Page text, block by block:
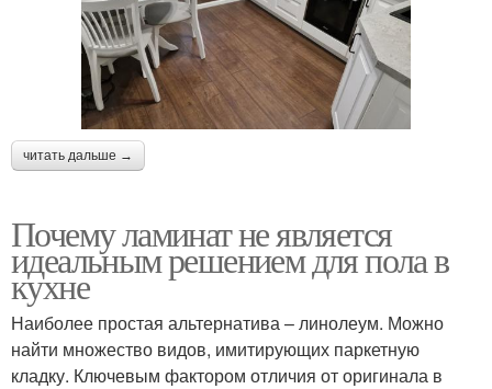
читать дальше →
Почему ламинат не является
идеальным решением для пола в
кухне
Наиболее простая альтернатива – линолеум. Можно
найти множество видов, имитирующих паркетную
кладку. Ключевым фактором отличия от оригинала в